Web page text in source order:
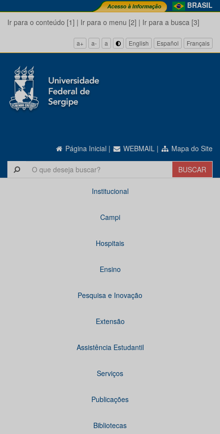
BRASIL
Ir para o conteúdo [1] | Ir para o menu [2] | Ir para a busca [3]
a+ a- a English Español Français
Página Inicial | WEBMAIL | Mapa do Site
Institucional
Campi
Hospitais
Ensino
Pesquisa e Inovação
Extensão
Assistência Estudantil
Serviços
Publicações
Bibliotecas